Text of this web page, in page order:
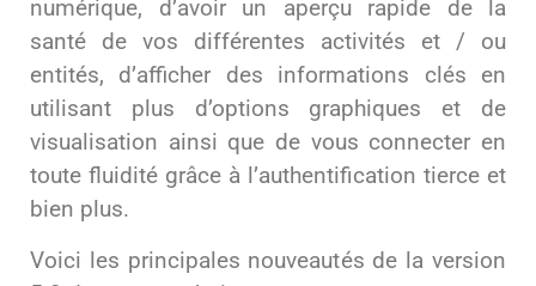
numérique, d’avoir un aperçu rapide de la
santé de vos différentes activités et / ou
entités, d’afficher des informations clés en
utilisant plus d’options graphiques et de
visualisation ainsi que de vous connecter en
toute fluidité grâce à l’authentification tierce et
bien plus.
Voici les principales nouveautés de la version